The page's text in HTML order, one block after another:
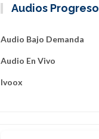
Audios Progreso
Audio Bajo Demanda
Audio En Vivo
Ivoox